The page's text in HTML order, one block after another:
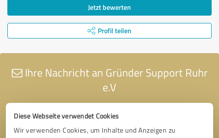
Diese Webseite verwendet Cookies
Wir verwenden Cookies, um Inhalte und Anzeigen zu
Jetzt bewerten
Profil teilen
Ihre Nachricht an Gründer Support Ruhr
e.V